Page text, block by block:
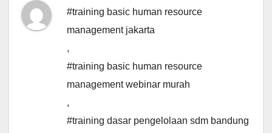
#training basic human resource
management jakarta
,
#training basic human resource
management webinar murah
,
#training dasar pengelolaan sdm bandung